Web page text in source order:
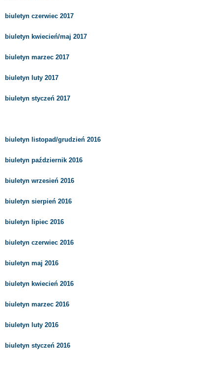
biuletyn czerwiec 2017
biuletyn kwiecień/maj 2017
biuletyn marzec 2017
biuletyn luty 2017
biuletyn styczeń 2017
biuletyn listopad/grudzień 2016
biuletyn październik 2016
biuletyn wrzesień 2016
biuletyn sierpień 2016
biuletyn lipiec 2016
biuletyn czerwiec 2016
biuletyn maj 2016
biuletyn kwiecień 2016
biuletyn marzec 2016
biuletyn luty 2016
biuletyn styczeń 2016